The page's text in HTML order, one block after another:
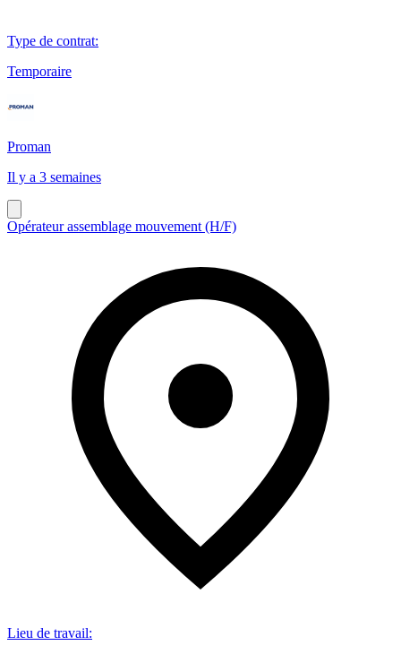
Type de contrat:
Temporaire
Proman
Il y a 3 semaines
Opérateur assemblage mouvement (H/F)
Lieu de travail: